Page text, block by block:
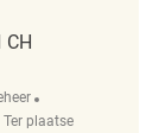
CH
Afgelegen
Ter plaatse